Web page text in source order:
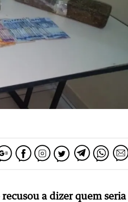
a dizer quem seria